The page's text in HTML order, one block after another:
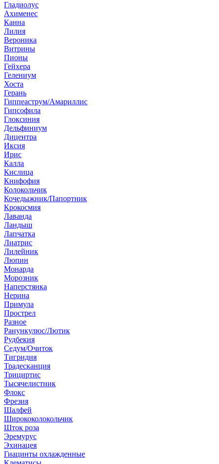
Гладиолус
Ахименес
Канна
Лилия
Вероника
Витрины
Пионы
Гейхера
Гелениум
Хоста
Герань
Гиппеаструм/Амариллис
Гипсофила
Глоксиния
Дельфиниум
Дицентра
Иксия
Ирис
Калла
Кислица
Книфофия
Колокольчик
Кочедыжник/Папортник
Крокосмия
Лаванда
Ландыш
Лапчатка
Лиатрис
Лилейник
Люпин
Монарда
Морозник
Наперстянка
Нерина
Примула
Прострел
Разное
Ранункулюс/Лютик
Рудбекия
Седум/Очиток
Тигридия
Традесканция
Трициртис
Тысячелистник
Флокс
Фрезия
Шалфей
Ширококолокольчик
Шток роза
Эремурус
Эхинацея
Гиацинты охлажденные